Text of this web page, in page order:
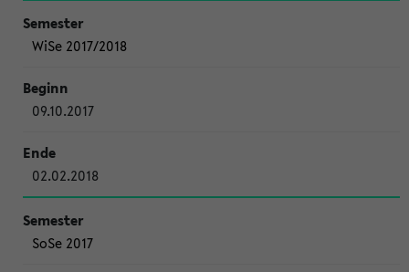
WiSe 2017/2018
09.10.2017
02.02.2018
SoSe 2017